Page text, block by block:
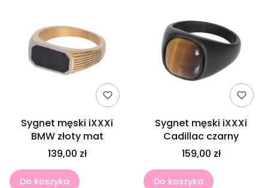
Sygnet męski iXXXi
BMW złoty mat
139,00 zł
Do koszyka
Sygnet męski iXXXi
Cadillac czarny
159,00 zł
Do koszyka